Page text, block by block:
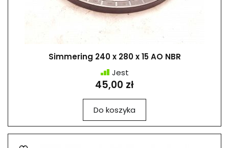
Simmering 240 x 280 x 15 AO NBR
Jest
45,00 zł
Do koszyka